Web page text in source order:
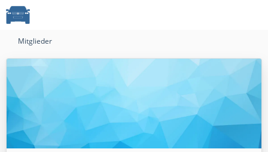
Mitglieder